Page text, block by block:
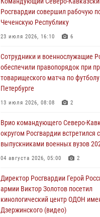
Иркутской области задержаны
подозреваемые в коммерческом
Завершился чемпионат
Жукова округа Росгвардии по
боевой стрельбе
07 августа 2026, 07:45
Застрявшую в плуге трактора
уничтожили росгвардейцы на
07 августа 2026, 06:49 1
25‑летии канонизации святого
воина Федора Ушакова (видео)
07 августа 2026, 06:15 7 1
Росгвардии совершил рабочую
Чеченскую Республику
23 июля 2026, 16:10 6
Сотрудники и военнослужащие
обеспечили правопорядок при
товарищеского матча по
Петербурге
13 июля 2026, 08:08 2
Врио командующего Северо-
округом Росгвардии встретился с
выпускниками военных вузов
04 августа 2026, 05:00 2
Директор Росгвардии Герой
армии Виктор Золотов посетил
кинологический центр ОДОН
Дзержинского (видео)